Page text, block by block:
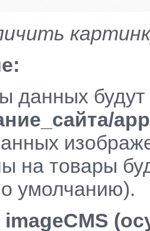
данных будут
на товары
умолчанию).
imageCMS